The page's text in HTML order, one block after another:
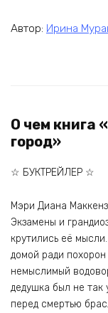
Автор: Ирина
О чем книга
город»
☆ БУКТРЕЙЛЕР ☆
Мэри Диана
Экзамены и
крутились её
домой ради
немыслимый
дедушка был не так
перед смертью